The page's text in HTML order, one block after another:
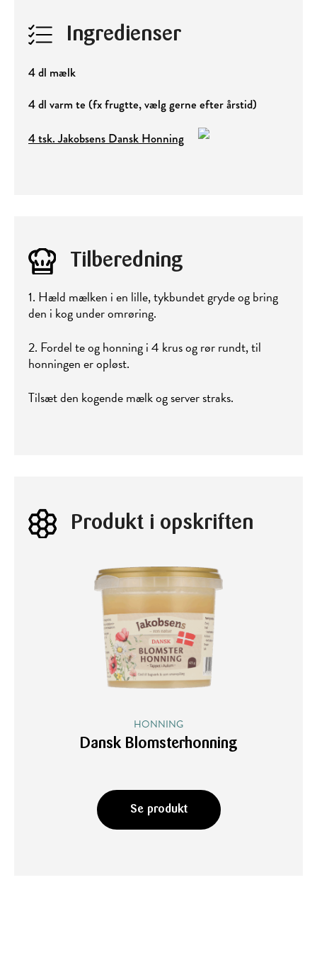
Ingredienser
4 dl mælk
4 dl varm te (fx frugtte, vælg gerne efter årstid)
4 tsk. Jakobsens Dansk Honning
Tilberedning
1. Hæld mælken i en lille, tykbundet gryde og bring
den i kog under omrøring.
2. Fordel te og honning i 4 krus og rør rundt, til
honningen er opløst.
Tilsæt den kogende mælk og server straks.
Produkt i opskriften
HONNING
Dansk Blomsterhonning
Se produkt